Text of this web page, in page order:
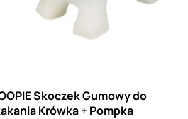
Skoczek Gumowy do
Krówka + Pompka